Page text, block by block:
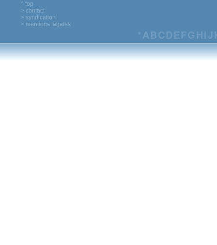
^ top
> contact
> syndication
> mentions legales
*ABCDEFG HIJ